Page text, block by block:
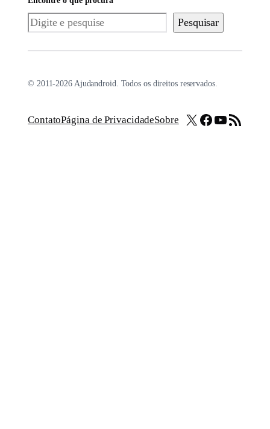
Pesquisar Pesquisar
© 2011-2026 Ajudandroid. Todos os direitos reservados.
ContatoPágina de PrivacidadeSobre X Facebook
Youtube
Feed RSS